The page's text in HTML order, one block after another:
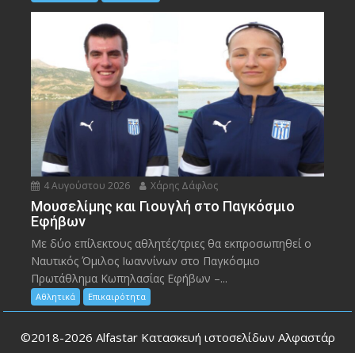
4 Αυγούστου 2026 Χάρης Δάφλος
Μουσελίμης και Γιουγλή στο Παγκόσμιο
Εφήβων
Mε δύο επίλεκτους αθλητές/τριες θα εκπροσωπηθεί ο
Ναυτικός Όμιλος Ιωαννίνων στο Παγκόσμιο
Πρωτάθλημα Κωπηλασίας Εφήβων –...
Αθλητικά Επικαιρότητα
©2018-2026 Alfastar Κατασκευή ιστοσελίδων Αλφαστάρ